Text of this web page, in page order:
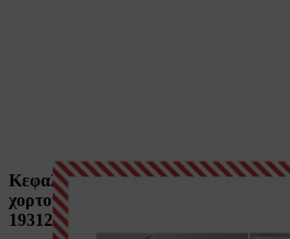
Κεφαλές που είναι εγκατεστημένες
χορτοκοπτικά FS 561
193125214 και 196108925.